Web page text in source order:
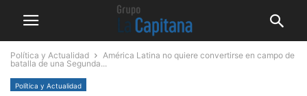
Política y Actualidad
América Latina no quiere convertirse en campo de
batalla de una Segunda...
Política y Actualidad